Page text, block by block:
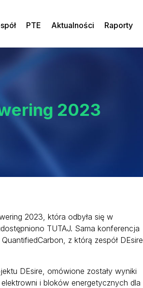
PTE Aktualności Raporty
2023
2023, która odbyła się w
TUTAJ. Sama konferencja
z którą zespół DEsire
DEsire, omówione zostały wyniki
i bloków energetycznych dla